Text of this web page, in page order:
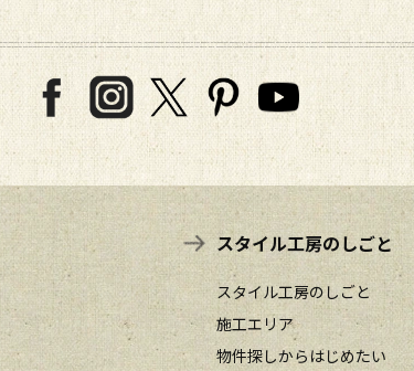
スタイル工房のしごと
スタイル工房のしごと
施工エリア
物件探しからはじめたい